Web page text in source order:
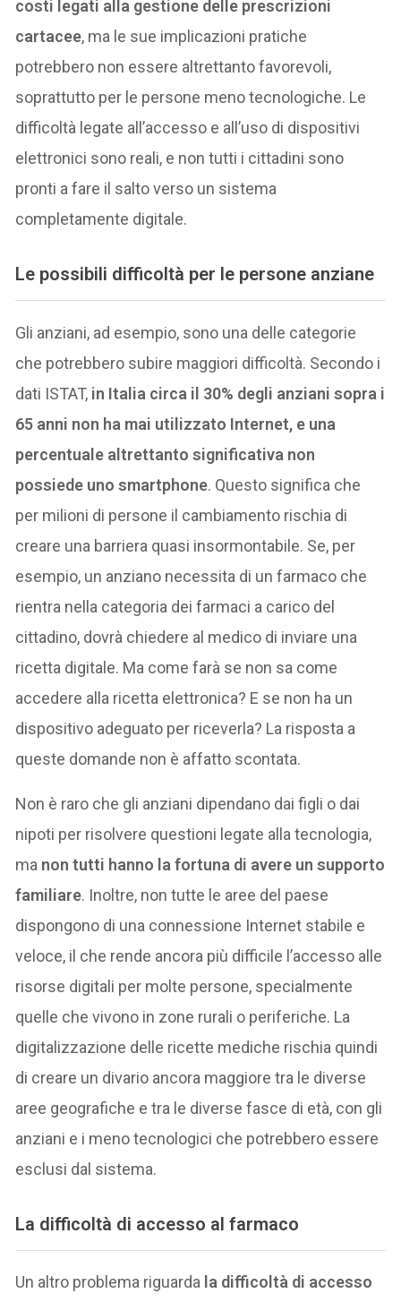
costi legati alla gestione delle prescrizioni
cartacee, ma le sue implicazioni pratiche
potrebbero non essere altrettanto favorevoli,
soprattutto per le persone meno tecnologiche. Le
difficoltà legate all’accesso e all’uso di dispositivi
elettronici sono reali, e non tutti i cittadini sono
pronti a fare il salto verso un sistema
completamente digitale.
Le possibili difficoltà per le persone anziane
Gli anziani, ad esempio, sono una delle categorie
che potrebbero subire maggiori difficoltà. Secondo i
dati ISTAT, in Italia circa il 30% degli anziani sopra i
65 anni non ha mai utilizzato Internet, e una
percentuale altrettanto significativa non
possiede uno smartphone. Questo significa che
per milioni di persone il cambiamento rischia di
creare una barriera quasi insormontabile. Se, per
esempio, un anziano necessita di un farmaco che
rientra nella categoria dei farmaci a carico del
cittadino, dovrà chiedere al medico di inviare una
ricetta digitale. Ma come farà se non sa come
accedere alla ricetta elettronica? E se non ha un
dispositivo adeguato per riceverla? La risposta a
queste domande non è affatto scontata.
Non è raro che gli anziani dipendano dai figli o dai
nipoti per risolvere questioni legate alla tecnologia,
ma non tutti hanno la fortuna di avere un supporto
familiare. Inoltre, non tutte le aree del paese
dispongono di una connessione Internet stabile e
veloce, il che rende ancora più difficile l’accesso alle
risorse digitali per molte persone, specialmente
quelle che vivono in zone rurali o periferiche. La
digitalizzazione delle ricette mediche rischia quindi
di creare un divario ancora maggiore tra le diverse
aree geografiche e tra le diverse fasce di età, con gli
anziani e i meno tecnologici che potrebbero essere
esclusi dal sistema.
La difficoltà di accesso al farmaco
Un altro problema riguarda la difficoltà di accesso